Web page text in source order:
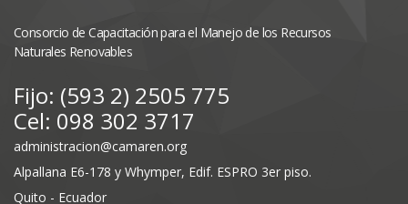
Consorcio de Capacitación para el Manejo de los Recursos
Naturales Renovables
Fijo: (593 2) 2505 775
Cel: 098 302 3717
administracion@camaren.org
Alpallana E6-178 y Whymper, Edif. ESPRO 3er piso.
Quito - Ecuador